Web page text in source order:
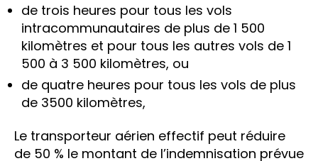
de trois heures pour tous les vols
intracommunautaires de plus de 1 500
kilomètres et pour tous les autres vols de 1
500 à 3 500 kilomètres, ou
de quatre heures pour tous les vols de plus
de 3500 kilomètres,
Le transporteur aérien effectif peut réduire
de 50 % le montant de l’indemnisation prévue